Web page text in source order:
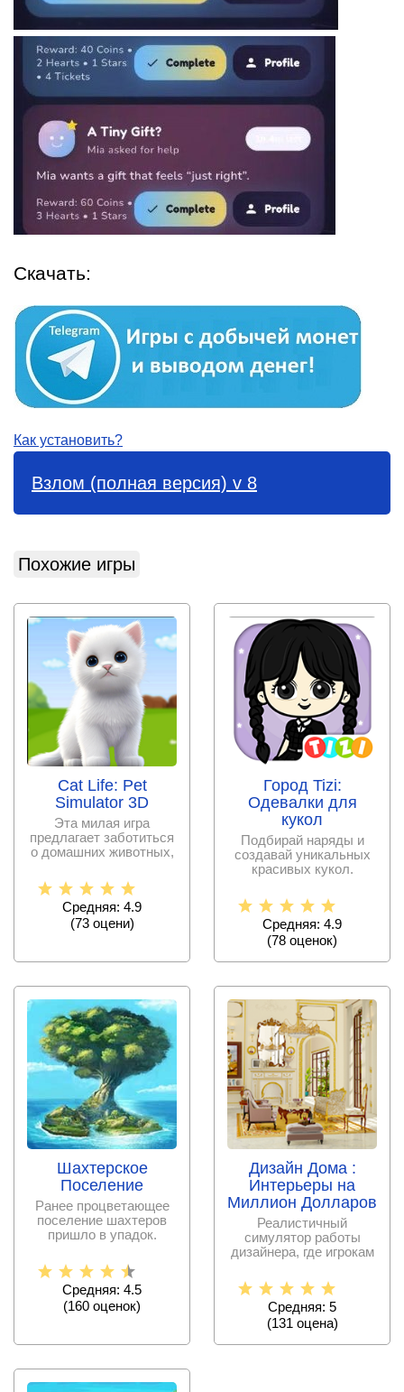
Скачать:
Как установить?
Взлом (полная версия) v 8
Похожие игры
Cat Life: Pet
Simulator 3D
Эта милая игра
предлагает заботиться
о домашних животных,
Средняя: 4.9
(73оцени)
Город Tizi:
Одевалки для
кукол
Подбирай наряды и
создавай уникальных
красивых кукол.
Средняя: 4.9
(78 оценок)
Шахтерское
Поселение
Ранее процветающее
поселение шахтеров
пришло в упадок.
все,
Средняя: 4.5
(160 оценок)
Дизайн Дома :
Интерьеры на
Миллион Долларов
Реалистичный
симулятор работы
дизайнера, где игрокам
над
Средняя: 5
(131 оценa)